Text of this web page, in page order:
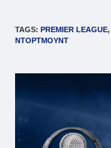
TAGS:PREMIER LEAGUE,
ΝΤΟΡΤΜΟΥΝΤ